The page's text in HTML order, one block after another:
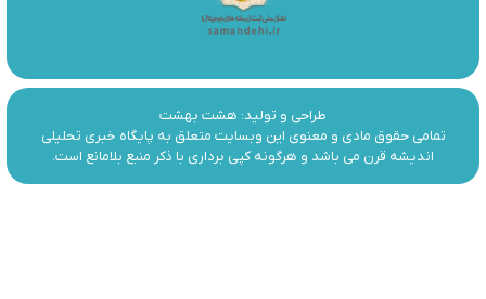
تمامی حقوق مادی و معنوی این وبسایت متعلق به پایگاه خبری تحلیلی
اندیشه قرن می باشد و هرگونه کپی برداری با ذکر منبع بلامانع است.
طراحی و تولید: هشت بهشت